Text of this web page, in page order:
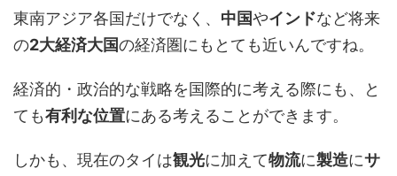
東南アジア各国だけでなく、 中国やインドなど将来
の2大経済大国の経済圏にもとても近いんですね。
経済的・政治的な戦略を国際的に考える際にも、と
ても有利な位置にある考えることができます。
しかも、現在のタイは観光に加えて物流に製造にサ